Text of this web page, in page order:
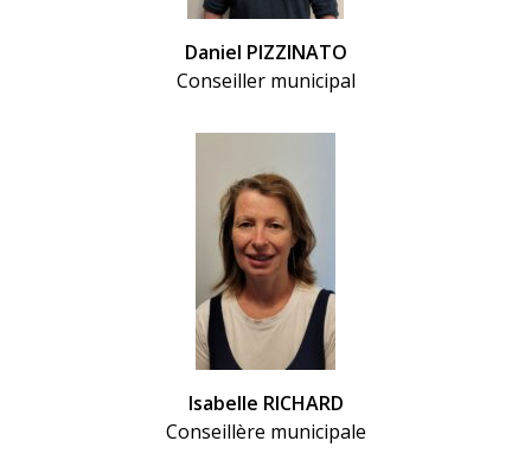
Daniel PIZZINATO
Conseiller municipal
Isabelle RICHARD
Conseillère municipale